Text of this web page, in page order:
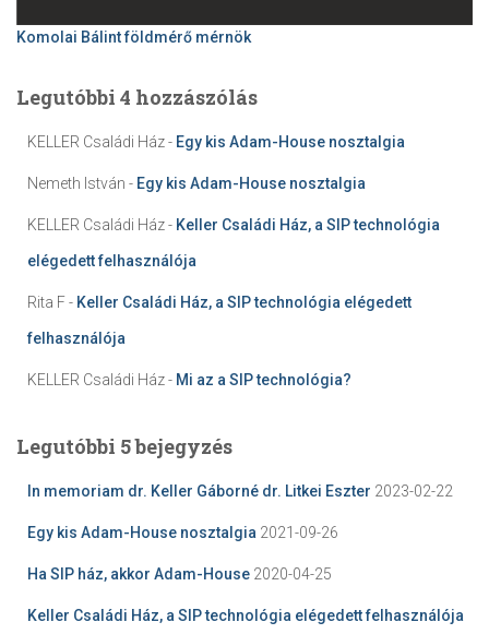
Komolai Bálint földmérő mérnök
Legutóbbi 4 hozzászólás
KELLER Családi Ház- Egy kis Adam-House nosztalgia
Nemeth István - Egy kis Adam-House nosztalgia
KELLER Családi Ház- Keller Családi Ház, a SIP technológia
elégedett felhasználója
Rita F- Keller Családi Ház, a SIP technológia elégedett
felhasználója
KELLER Családi Ház- Mi az a SIP technológia?
Legutóbbi 5 bejegyzés
In memoriam dr. Keller Gáborné dr. Litkei Eszter 2023-02-22
Egy kis Adam-House nosztalgia 2021-09-26
Ha SIP ház, akkor Adam-House 2020-04-25
Keller Családi Ház, a SIP technológia elégedett felhasználója